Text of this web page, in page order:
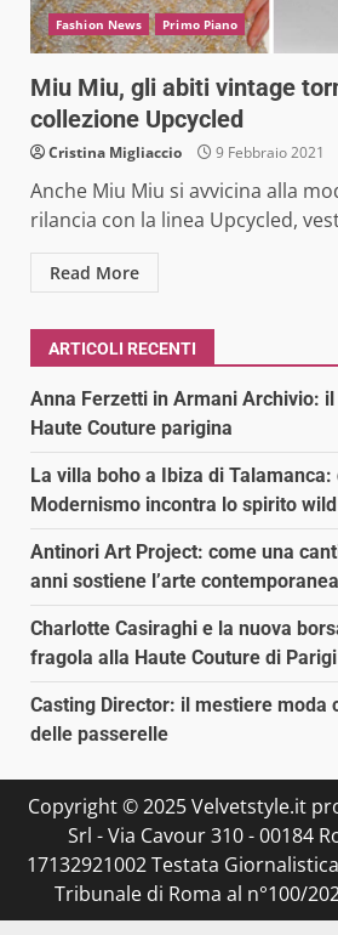
Fashion News Primo Piano
Miu Miu, gli abiti vintage
collezione Upcycled
Cristina Migliaccio 9 Febbraio 2021
Anche Miu Miu si avvicina alla
rilancia con la linea Upcycled,
Read More
ARTICOLI RECENTI
Anna Ferzetti in Armani Archivio:
Haute Couture parigina
La villa boho a Ibiza di Talamanca:
Modernismo incontra lo spirito
Antinori Art Project: come una
anni sostiene l’arte
Charlotte Casiraghi e la nuova
fragola alla Haute Couture di Parigi
Casting Director: il mestiere moda
delle passerelle
Copyright © 2025 Velvetstyle.it
Srl - Via Cavour 310 - 00184
17132921002 Testata
Tribunale di Roma al n°100/